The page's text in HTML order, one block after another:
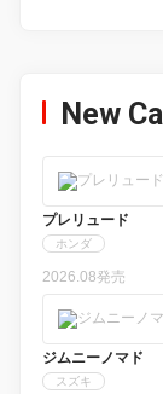
New
プレリュード
ホンダ
2026.08発売
ジムニーノマド
スズキ